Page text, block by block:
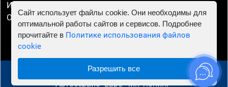
ИП Смирнов Георгий Павлович. ИНН 781302555843,
ОГРНИП 324470400032610
© 2010 - 2026 Чип тюнинг в Ростове-на-Дону -
Автосервис "Евро Чип Тюнинг"
Сайт использует файлы cookie. Они необходимы для
оптимальной работы сайтов и сервисов. Подробнее
прочитайте в Политике использования файлов
cookie
Разрешить все